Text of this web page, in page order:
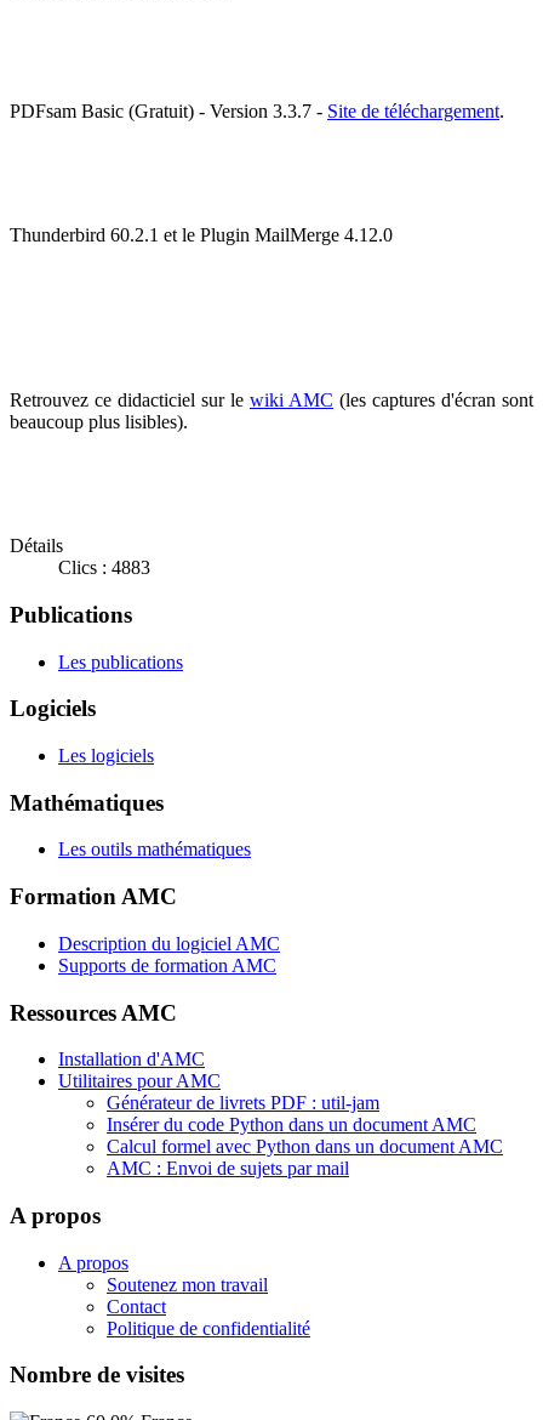
PDFsam Basic (Gratuit) - Version 3.3.7 - Site de téléchargement.
Thunderbird 60.2.1 et le Plugin MailMerge 4.12.0
Retrouvez ce didacticiel sur le wiki AMC (les captures d'écran sont
beaucoup plus lisibles).
Détails
Clics : 4883
Publications
Les publications
Logiciels
Les logiciels
Mathématiques
Les outils mathématiques
Formation AMC
Description du logiciel AMC
Supports de formation AMC
Ressources AMC
Installation d'AMC
Utilitaires pour AMC
Générateur de livrets PDF : util-jam
Insérer du code Python dans un document AMC
Calcul formel avec Python dans un document AMC
AMC : Envoi de sujets par mail
A propos
A propos
Soutenez mon travail
Contact
Politique de confidentialité
Nombre de visites